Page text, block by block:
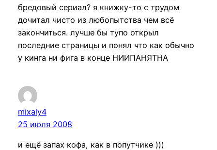
бредовый сериал? я книжку-то с трудом
дочитал чисто из любопытства чем всё
закончиться. лучше бы тупо открыл
последние страницы и понял что как обычно
у кинга ни фига в конце НИИПАНЯТНА
mixaly4
25 июля 2008
и ещё запах кофа, как в попутчике )))